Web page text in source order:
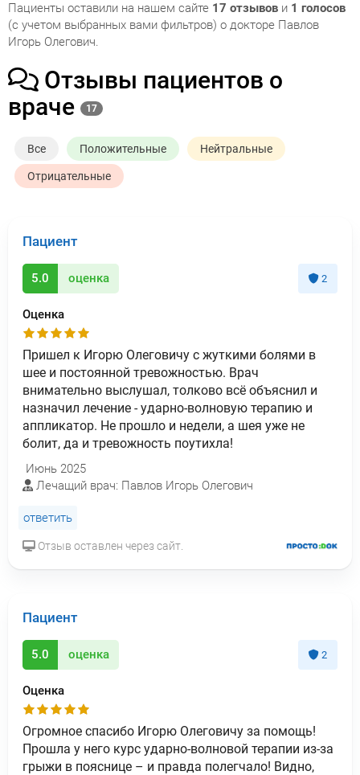
Пациенты оставили на нашем сайте 17 отзывов и 1 голосов
(с учетом выбранных вами фильтров) о докторе Павлов
Игорь Олегович.
Отзывы пациентов о
враче
17
Все Положительные Нейтральные
Отрицательные
Пациент
5.0 оценка 2
Оценка
Пришел к Игорю Олеговичу с жуткими болями в
шее и постоянной тревожностью. Врач
внимательно выслушал, толково всё объяснил и
назначил лечение - ударно-волновую терапию и
аппликатор. Не прошло и недели, а шея уже не
болит, да и тревожность поутихла!
Июнь 2025
Лечащий врач: Павлов Игорь Олегович
ответить
Отзыв оставлен через сайт.
Пациент
5.0 оценка 2
Оценка
Огромное спасибо Игорю Олеговичу за помощь!
Прошла у него курс ударно-волновой терапии из-за
грыжи в пояснице – и правда полегчало! Видно,